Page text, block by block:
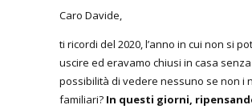
Caro Davide,
ti ricordi del 2020, l’anno in cui non si
uscire ed eravamo chiusi in casa
possibilità di vedere nessuno se non i
familiari? In questi giorni,